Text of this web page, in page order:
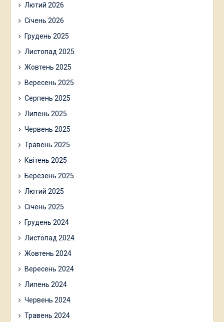
Лютий 2026
Січень 2026
Грудень 2025
Листопад 2025
Жовтень 2025
Вересень 2025
Серпень 2025
Липень 2025
Червень 2025
Травень 2025
Квітень 2025
Березень 2025
Лютий 2025
Січень 2025
Грудень 2024
Листопад 2024
Жовтень 2024
Вересень 2024
Липень 2024
Червень 2024
Травень 2024